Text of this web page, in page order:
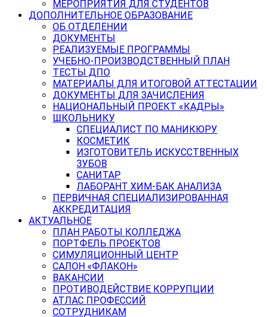
МЕРОПРИЯТИЯ ДЛЯ СТУДЕНТОВ
ДОПОЛНИТЕЛЬНОЕ ОБРАЗОВАНИЕ
ОБ ОТДЕЛЕНИИ
ДОКУМЕНТЫ
РЕАЛИЗУЕМЫЕ ПРОГРАММЫ
УЧЕБНО-ПРОИЗВОДСТВЕННЫЙ ПЛАН
ТЕСТЫ ДПО
МАТЕРИАЛЫ ДЛЯ ИТОГОВОЙ АТТЕСТАЦИИ
ДОКУМЕНТЫ ДЛЯ ЗАЧИСЛЕНИЯ
НАЦИОНАЛЬНЫЙ ПРОЕКТ «КАДРЫ»
ШКОЛЬНИКУ
СПЕЦИАЛИСТ ПО МАНИКЮРУ
КОСМЕТИК
ИЗГОТОВИТЕЛЬ ИСКУССТВЕННЫХ
ЗУБОВ
САНИТАР
ЛАБОРАНТ ХИМ-БАК АНАЛИЗА
ПЕРВИЧНАЯ СПЕЦИАЛИЗИРОВАННАЯ
АККРЕДИТАЦИЯ
АКТУАЛЬНОЕ
ПЛАН РАБОТЫ КОЛЛЕДЖА
ПОРТФЕЛЬ ПРОЕКТОВ
СИМУЛЯЦИОННЫЙ ЦЕНТР
САЛОН «ФЛАКОН»
ВАКАНСИИ
ПРОТИВОДЕЙСТВИЕ КОРРУПЦИИ
АТЛАС ПРОФЕССИЙ
СОТРУДНИКАМ